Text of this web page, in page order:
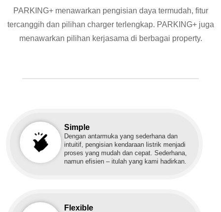
PARKING+ menawarkan pengisian daya termudah, fitur
tercanggih dan pilihan charger terlengkap. PARKING+ juga
menawarkan pilihan kerjasama di berbagai property.
Simple
Dengan antarmuka yang sederhana dan
intuitif, pengisian kendaraan listrik menjadi
proses yang mudah dan cepat. Sederhana,
namun efisien – itulah yang kami hadirkan.
Flexible